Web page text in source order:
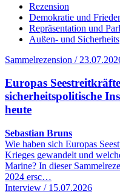
Rezension
Demokratie und
Repräsentation und
Außen- und
Sammelrezension /
Europas
sicherheitspolitische
heute
Sebastian Bruns
Wie haben sich Europas
Krieges gewandelt und
Marine? In dieser
2024 ersc…
Interview / 15.07.2026